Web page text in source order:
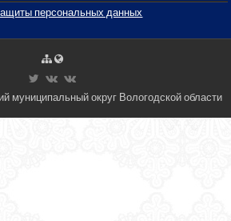
персональных данных
муниципальный округ Вологодской области